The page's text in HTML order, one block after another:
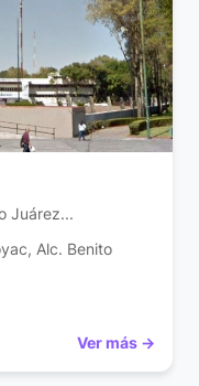
Juárez...
Alc. Benito
Ver más →